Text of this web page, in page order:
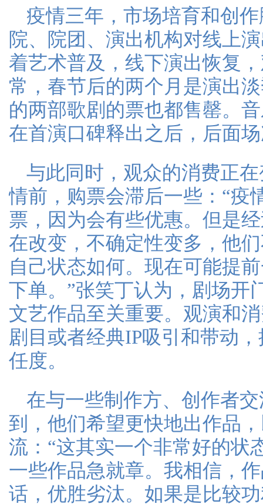
疫情三年，市场培育和创
院、院团、演出机构对线上
着艺术普及，线下演出恢复
常，春节后的两个月是演出
的两部歌剧的票也都售罄。
在首演口碑释出之后，后面
与此同时，观众的消费正
情前，购票会滞后一些：“疫
票，因为会有些优惠。但是
在改变，不确定性变多，他
自己状态如何。现在可能提
下单。”张笑丁认为，剧场开
文艺作品至关重要。观演和
剧目或者经典IP吸引和带动
任度。
在与一些制作方、创作者
到，他们希望更快地出作品
流：“这其实一个非常好的状
一些作品急就章。我相信，
话，优胜劣汰。如果是比较